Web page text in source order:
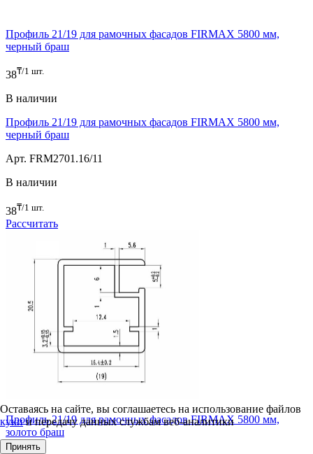
Профиль 21/19 для рамочных фасадов FIRMAX 5800 мм,
черный браш
38₸/1 шт.
В наличии
Профиль 21/19 для рамочных фасадов FIRMAX 5800 мм,
черный браш
Арт. FRM2701.16/11
В наличии
38₸/1 шт.
Рассчитать
Профиль 21/19 для рамочных фасадов FIRMAX 5800 мм,
золото браш
Оставаясь на сайте, вы соглашаетесь на использование файлов
кукии передачу данных службам веб-аналитики
Принять